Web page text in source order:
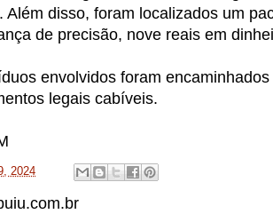
Além disso, foram localizados um
de precisão, nove reais em
envolvidos foram
legais cabíveis.
2024